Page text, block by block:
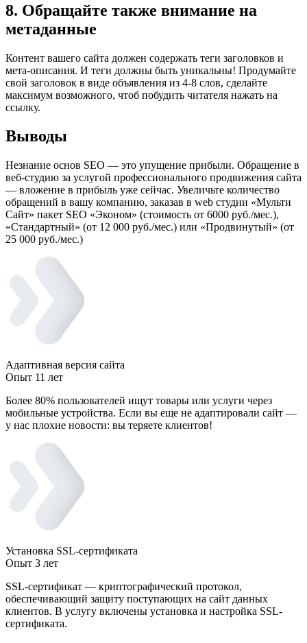
8. Обращайте также внимание на
метаданные
Контент вашего сайта должен содержать теги заголовков и
мета-описания. И теги должны быть уникальны! Продумайте
свой заголовок в виде объявления из 4-8 слов, сделайте
максимум возможного, чтоб побудить читателя нажать на
ссылку.
Выводы
Незнание основ SEO — это упущение прибыли. Обращение в
веб-студию за услугой профессионального продвижения сайта
— вложение в прибыль уже сейчас. Увеличьте количество
обращений в вашу компанию, заказав в web студии «Мульти
Сайт» пакет SEO «Эконом» (стоимость от 6000 руб./мес.),
«Стандартный» (от 12 000 руб./мес.) или «Продвинутый» (от
25 000 руб./мес.)
Адаптивная версия сайта
Опыт 11 лет
Более 80% пользователей ищут товары или услуги через
мобильные устройства. Если вы еще не адаптировали сайт —
у нас плохие новости: вы теряете клиентов!
Установка SSL-сертификата
Опыт 3 лет
SSL-сертификат — криптографический протокол,
обеспечивающий защиту поступающих на сайт данных
клиентов. В услугу включены установка и настройка SSL-
сертификата.